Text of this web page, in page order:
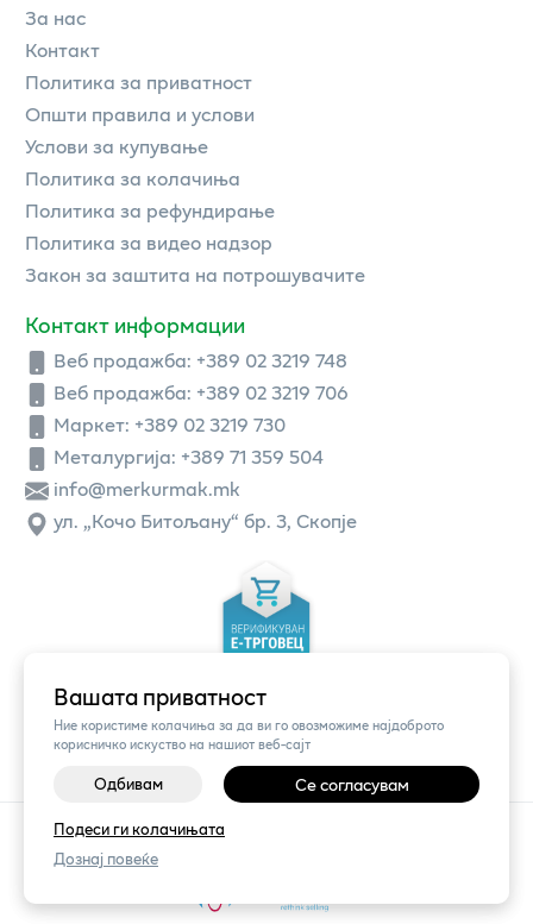
Вашата приватност
Ние користиме колачиња за да ви го овозможиме најдоброто
корисничко искуство на нашиот веб-сајт
Одбивам Се согласувам
Подеси ги колачињата
Дознај повеќе
За нас
Контакт
Политика за приватност
Општи правила и услови
Услови за купување
Политика за колачиња
Политика за рефундирање
Политика за видео надзор
Закон за заштита на потрошувачите
Контакт информации
Веб продажба: +389 02 3219 748
Веб продажба: +389 02 3219 706
Маркет: +389 02 3219 730
Металургија: +389 71 359 504
info@merkurmak.mk
ул. „Кочо Битољану“ бр. 3, Скопје
©2026
Поставки за колачиња